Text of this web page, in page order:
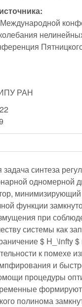
РАН
синтеза
одномерной
функции
при
системы как
$ H_\infty
к помехе
и
процедуры
полинома